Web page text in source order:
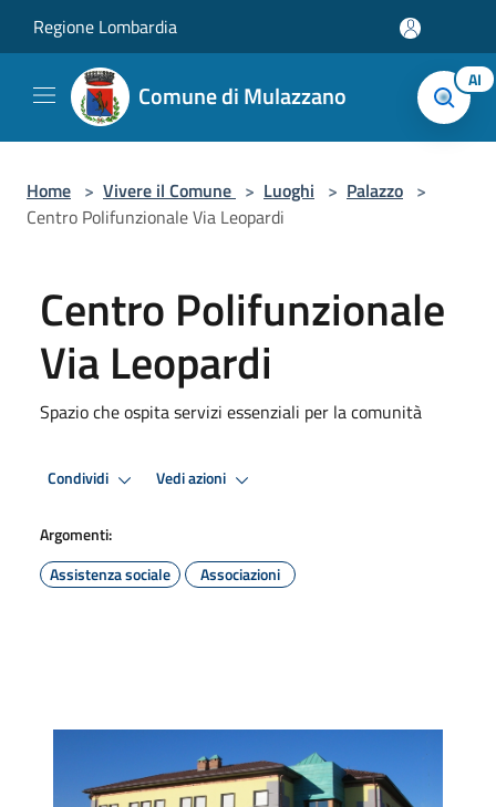
Regione Lombardia
Comune di Mulazzano AI
Home > Vivere il Comune > Luoghi > Palazzo >
Centro Polifunzionale Via Leopardi
Centro Polifunzionale
Via Leopardi
Spazio che ospita servizi essenziali per la comunità
Condividi Vedi azioni
Argomenti:
Assistenza sociale
Associazioni